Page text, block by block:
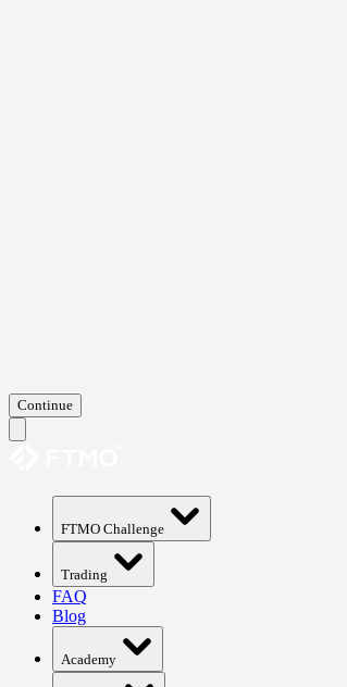
Continue
FTMO Challenge
Trading
FAQ
Blog
Academy